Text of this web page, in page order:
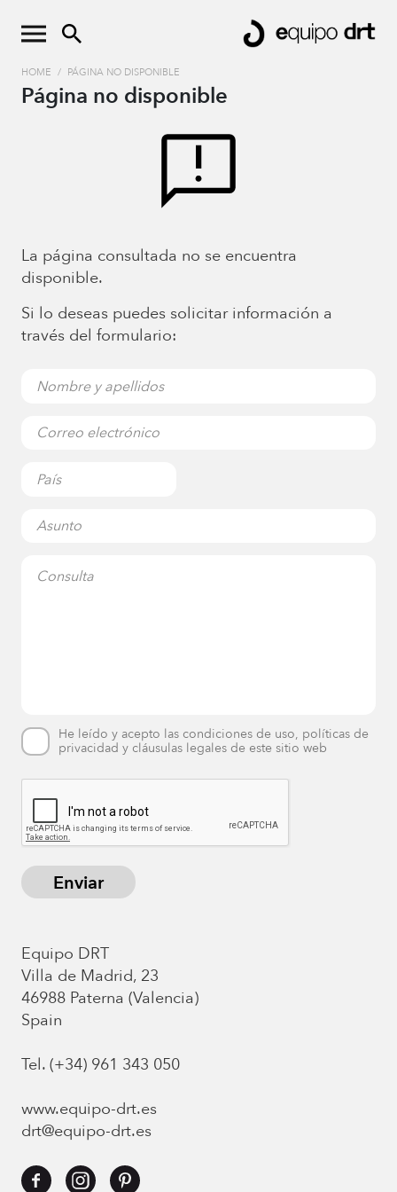
HOME / PÁGINA NO DISPONIBLE
Página no disponible
La página consultada no se encuentra
disponible.
Si lo deseas puedes solicitar información a
través del formulario:
He leído y acepto las condiciones de uso, políticas de
privacidad y cláusulas legales de este sitio web
Enviar
Equipo DRT
Villa de Madrid, 23
46988 Paterna (Valencia)
Spain
Tel. (+34) 961 343 050
www.equipo-drt.es
drt@equipo-drt.es